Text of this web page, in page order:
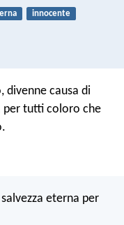
innocente
divenne causa di
per tutti coloro che
eterna per